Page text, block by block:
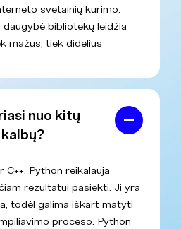
svetainių kūrimo.
bibliotekų leidžia
mažus, tiek didelius
nuo kitų
Python reikalauja
rezultatui pasiekti. Ji yra
todėl galima iškart matyti
proceso. Python